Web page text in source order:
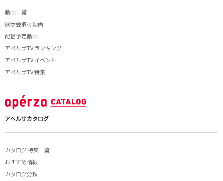
動画一覧
展示会取材動画
配信予定動画
アペルザTV ランキング
アペルザTV イベント
アペルザTV 特集
アペルザカタログ
カタログ 特集一覧
おすすめ情報
カタログ分類